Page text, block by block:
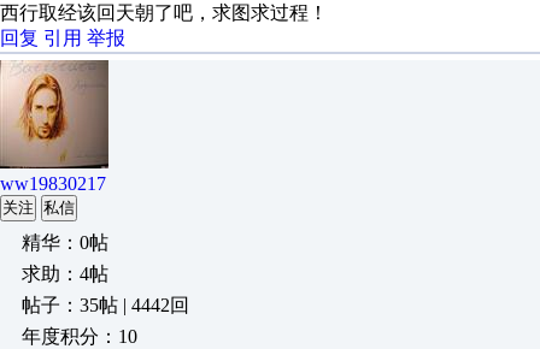
西行取经该回天朝了吧，求图求过程！
回复 引用 举报
ww19830217
关注 私信
精华：0帖
求助：4帖
帖子：35帖 | 4442回
年度积分：10